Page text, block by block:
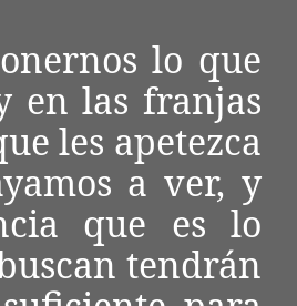
lo que
en las franjas
les apetezca
a ver, y
que es lo
tendrán